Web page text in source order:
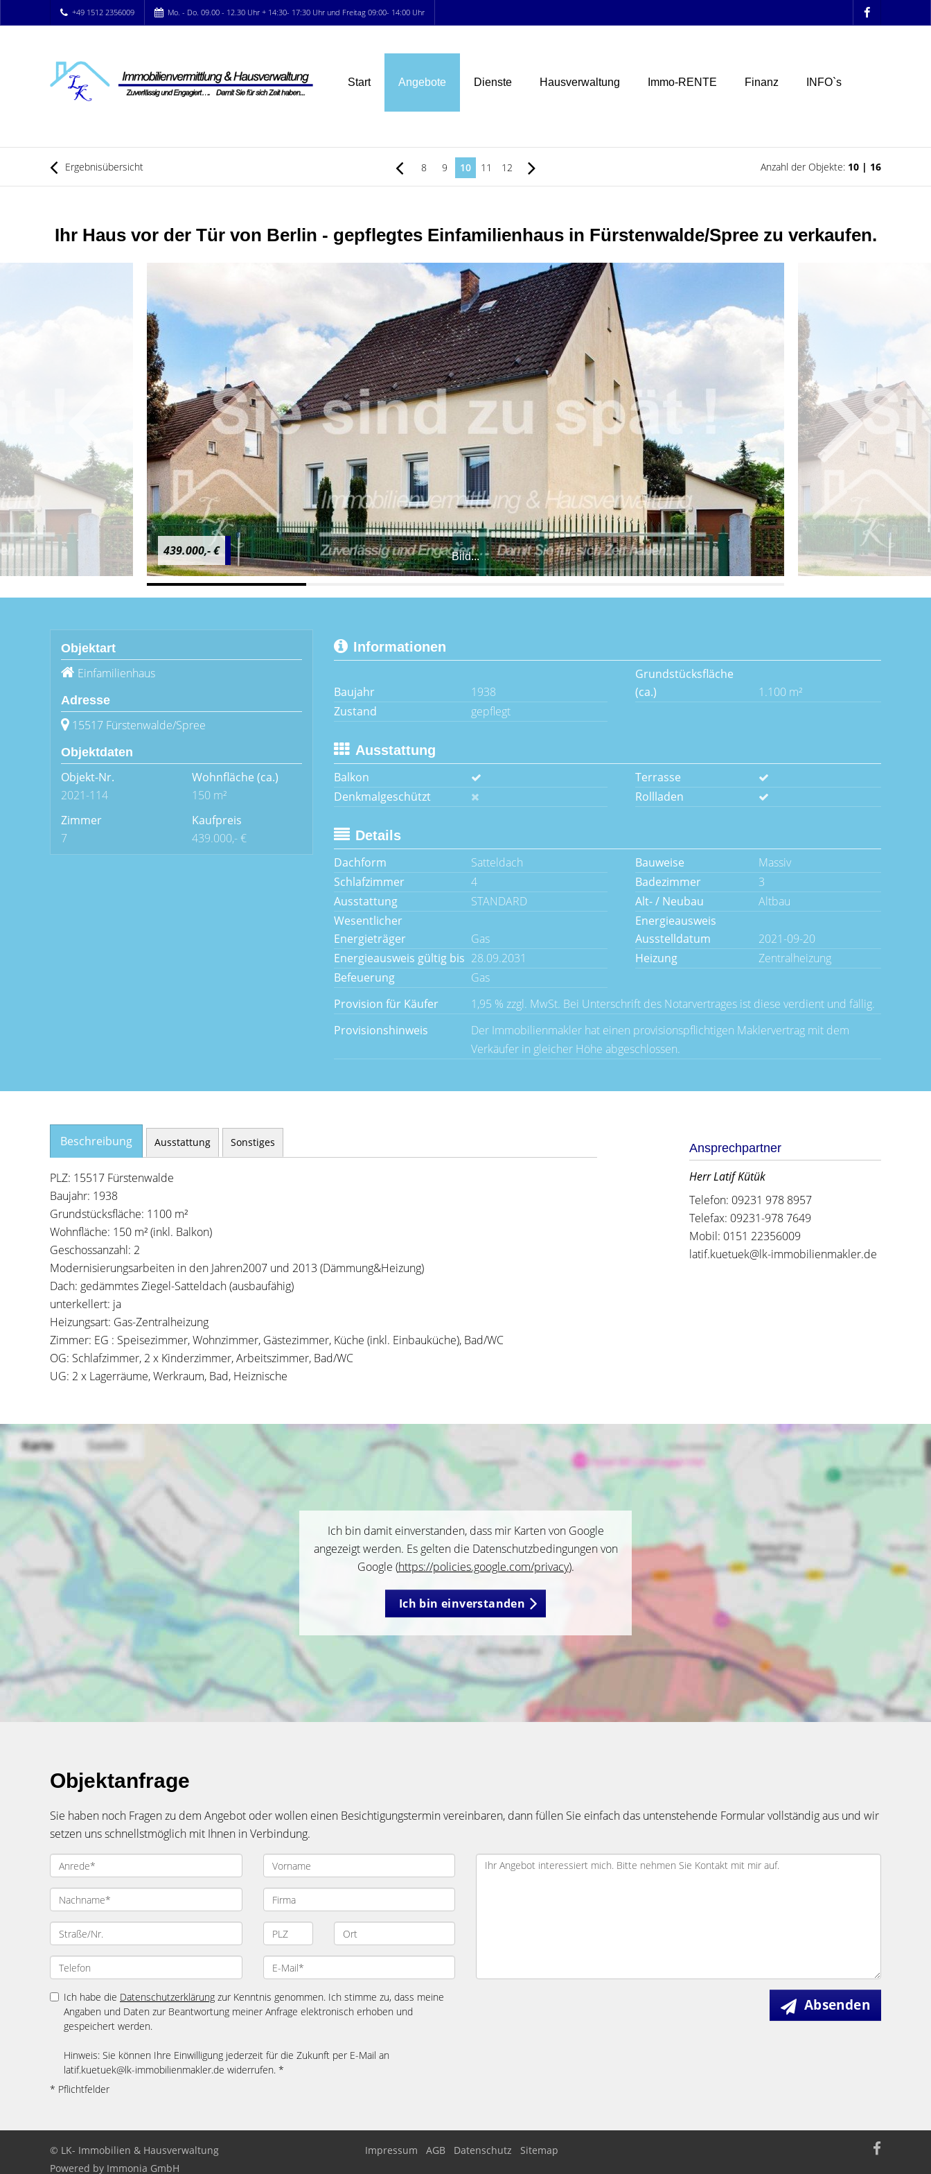
+49 1512 2356009 Mo. - Do. 09.00 - 12.30 Uhr + 14:30- 17:30 Uhr und Freitag 09:00- 14:00 Uhr
Start Angebote Dienste Hausverwaltung Immo-RENTE Finanz INFO`s
Ergebnisübersicht 8 9 10 11 12 Anzahl der Objekte: 10 | 16
Ihr Haus vor der Tür von Berlin - gepflegtes Einfamilienhaus in Fürstenwalde/Spree zu verkaufen.
Bild...
439.000,- €
Objektart
Einfamilienhaus
Adresse
15517 Fürstenwalde/Spree
Objektdaten
Objekt-Nr.
2021-114
Wohnfläche (ca.)
150 m²
Zimmer
7
Kaufpreis
439.000,- €
Informationen
Baujahr 1938
Grundstücksfläche
(ca.)
1.100 m²
Zustand
gepflegt
Ausstattung
Balkon
Terrasse
Denkmalgeschützt
Rollladen
Details
Dachform
Satteldach Bauweise
Massiv
Schlafzimmer
4 Badezimmer
3
Ausstattung
STANDARD Alt- / Neubau
Altbau
Wesentlicher
Energieträger
Gas
Energieausweis
Ausstelldatum
2021-09-20
Energieausweis gültig bis 28.09.2031 Heizung
Zentralheizung
Befeuerung
Gas
Provision für Käufer
1,95 % zzgl. MwSt. Bei Unterschrift des Notarvertrages ist diese verdient und fällig.
Provisionshinweis
Der Immobilienmakler hat einen provisionspflichtigen Maklervertrag mit dem
Verkäufer in gleicher Höhe abgeschlossen.
Beschreibung Ausstattung Sonstiges
PLZ: 15517 Fürstenwalde
Baujahr: 1938
Grundstücksfläche: 1100 m²
Wohnfläche: 150 m² (inkl. Balkon)
Geschossanzahl: 2
Modernisierungsarbeiten in den Jahren2007 und 2013 (Dämmung&Heizung)
Dach: gedämmtes Ziegel-Satteldach (ausbaufähig)
unterkellert: ja
Heizungsart: Gas-Zentralheizung
Zimmer: EG : Speisezimmer, Wohnzimmer, Gästezimmer, Küche (inkl. Einbauküche), Bad/WC
OG: Schlafzimmer, 2 x Kinderzimmer, Arbeitszimmer, Bad/WC
UG: 2 x Lagerräume, Werkraum, Bad, Heiznische
Ansprechpartner
Herr Latif Kütük
Telefon: 09231 978 8957
Telefax: 09231-978 7649
Mobil: 0151 22356009
latif.kuetuek@lk-immobilienmakler.de
Ich bin damit einverstanden, dass mir Karten von Google
angezeigt werden. Es gelten die Datenschutzbedingungen von
Google (https://policies.google.com/privacy).
Ich bin einverstanden
Objektanfrage
Sie haben noch Fragen zu dem Angebot oder wollen einen Besichtigungstermin vereinbaren, dann füllen Sie einfach das untenstehende Formular vollständig aus und wir
setzen uns schnellstmöglich mit Ihnen in Verbindung.
Ich habe die Datenschutzerklärung zur Kenntnis genommen. Ich stimme zu, dass meine
Angaben und Daten zur Beantwortung meiner Anfrage elektronisch erhoben und
gespeichert werden.
Hinweis: Sie können Ihre Einwilligung jederzeit für die Zukunft per E-Mail an
latif.kuetuek@lk-immobilienmakler.de widerrufen. *
* Pflichtfelder
Absenden
© LK- Immobilien & Hausverwaltung
Powered by Immonia GmbH
Impressum AGB Datenschutz Sitemap